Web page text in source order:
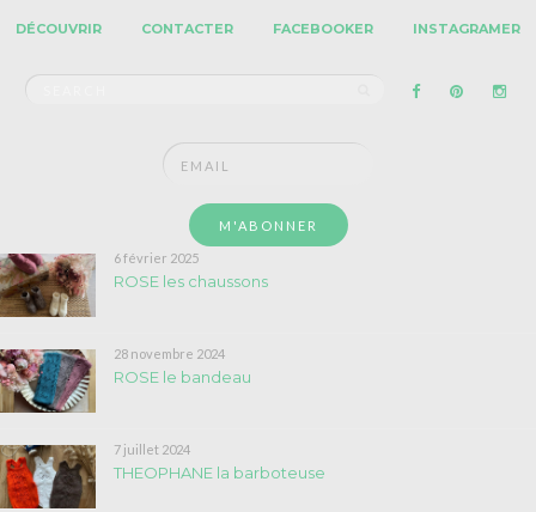
DÉCOUVRIR CONTACTER FACEBOOKER INSTAGRAMER
Search
SEARCH
6 février 2025
ROSE les chaussons
28 novembre 2024
ROSE le bandeau
7 juillet 2024
THEOPHANE la barboteuse